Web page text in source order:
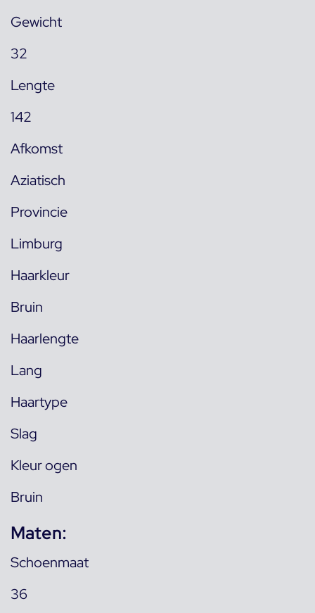
Gewicht
32
Lengte
142
Afkomst
Aziatisch
Provincie
Limburg
Haarkleur
Bruin
Haarlengte
Lang
Haartype
Slag
Kleur ogen
Bruin
Maten:
Schoenmaat
36